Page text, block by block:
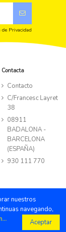
¿Necesitas ayuda ?
de Privacidad
Contacta
Contacto
C/Francesc Layret
38
08911
BADALONA -
BARCELONA
(ESPAÑA)
930 111 770
Powered by Byte
nuestros
navegando,
Aceptar